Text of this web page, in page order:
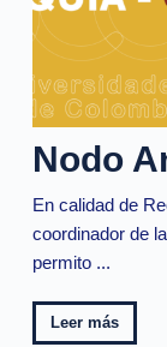
Nodo
En calidad de
coordinador de
permito ...
Leer más